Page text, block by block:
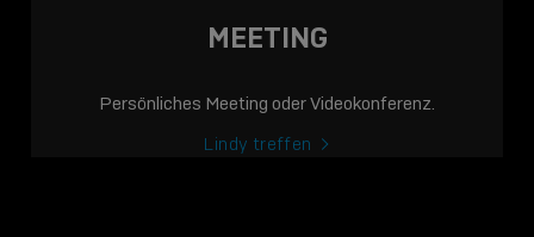
MEETING
Persönliches Meeting oder Videokonferenz.
Lindy treffen